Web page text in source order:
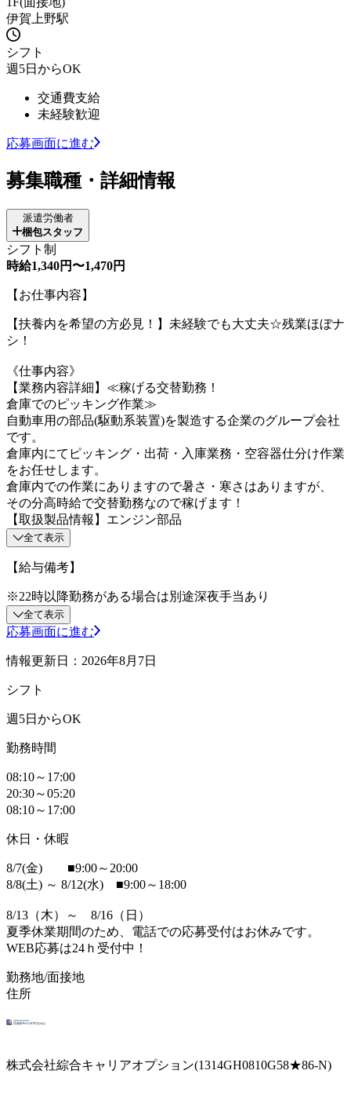
伊賀上野駅
シフト
週5日からOK
交通費支給
未経験歓迎
応募画面に進む
募集職種・詳細情報
派遣労働者
梱包スタッフ
シフト制
時給1,340円〜1,470円
【お仕事内容】
【扶養内を希望の方必見！】未経験でも大丈夫☆残業ほぼナ
シ！
《仕事内容》
【業務内容詳細】≪稼げる交替勤務！
倉庫でのピッキング作業≫
自動車用の部品(駆動系装置)を製造する企業のグループ会社
です。
倉庫内にてピッキング・出荷・入庫業務・空容器仕分け作業
をお任せします。
倉庫内での作業にありますので暑さ・寒さはありますが、
その分高時給で交替勤務なので稼げます！
【取扱製品情報】エンジン部品
全て表示
【給与備考】
※22時以降勤務がある場合は別途深夜手当あり
全て表示
応募画面に進む
情報更新日：2026年8月7日
シフト
週5日からOK
勤務時間
08:10～17:00
20:30～05:20
08:10～17:00
休日・休暇
8/7(金) ■9:00～20:00
8/8(土) ～ 8/12(水) ■9:00～18:00
8/13（木）～ 8/16（日）
夏季休業期間のため、電話での応募受付はお休みです。
WEB応募は24ｈ受付中！
勤務地/面接地
住所
株式会社綜合キャリアオプション(1314GH0810G58★86-N)